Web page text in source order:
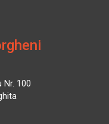
Nr. 100